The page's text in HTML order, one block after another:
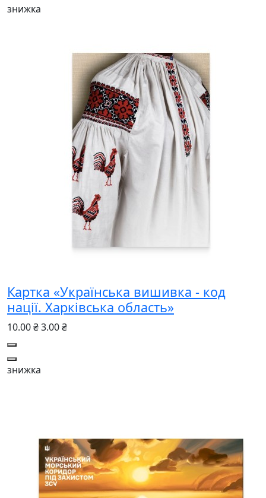
знижка
Картка «Українська вишивка - код
нації. Харківська область»
10.00 ₴3.00 ₴
знижка